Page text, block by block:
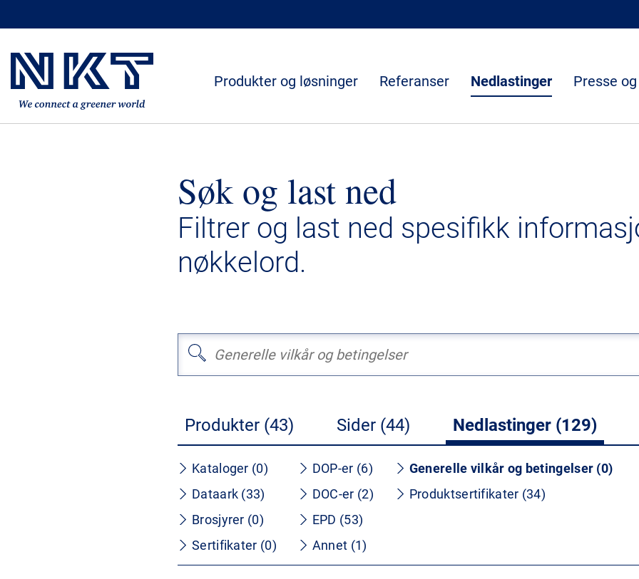
Produkter og løsninger Referanser Nedlastinger Presse
Søk og last ned
Filtrer og last ned spesifikk
nøkkelord.
Produkter (43) Sider (44) Nedlastinger (129)
Kataloger (0)
Dataark (33)
Brosjyrer (0)
Sertifikater (0)
DOP-er (6)
DOC-er (2)
EPD (53)
Annet (1)
Generelle vilkår og betingelser (0)
Produktsertifikater (34)